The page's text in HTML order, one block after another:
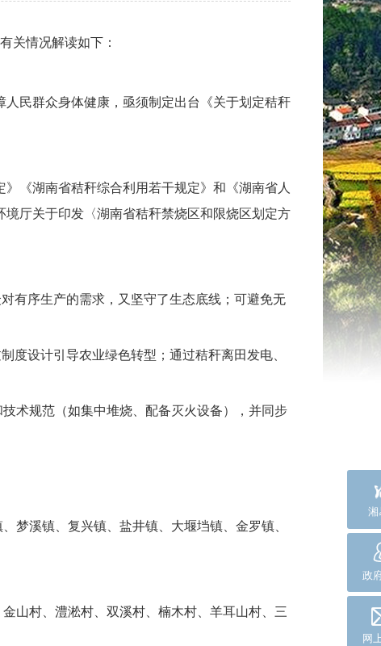
关情况解读如下：
民群众身体健康，亟须制定出台《关于划定秸秆
《湖南省秸秆综合利用若干规定》和《湖南省人
厅关于印发〈湖南省秸秆禁烧区和限烧区划定方
有序生产的需求，又坚守了生态底线；可避免无
度设计引导农业绿色转型；通过秸秆离田发电、
术规范（如集中堆烧、配备灭火设备），并同步
梦溪镇、复兴镇、盐井镇、大堰垱镇、金罗镇、
山村、澧淞村、双溪村、楠木村、羊耳山村、三
湘
政
网